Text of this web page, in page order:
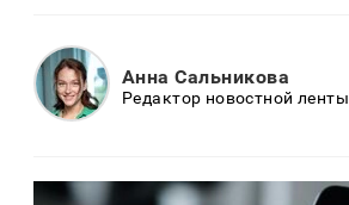
Анна Сальникова
Редактор новостной ленты